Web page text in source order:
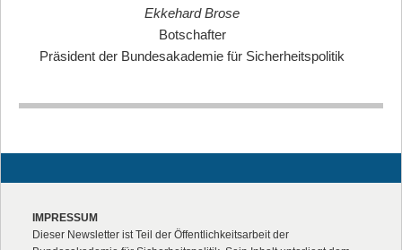
Ekkehard Brose
Botschafter
Präsident der Bundesakademie für Sicherheitspolitik
IMPRESSUM
Dieser Newsletter ist Teil der Öffentlichkeitsarbeit der